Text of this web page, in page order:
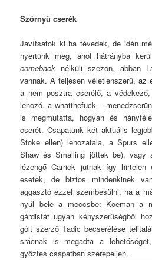
Szörnyű cserék
Javítsatok ki ha tévedek, de idén
nyertünk meg, ahol hátrányba
comeback nélküli szezon, abban
vannak. A teljesen véletlenszerű, az
a nem posztra cserélő, a
lehozó, a whatthefuck –
is megmutatta, hogyan és
cserét. Csapatunk két aktuális
Stoke ellen) lehozatala, a Spurs
Shaw és Smalling jöttek be), vagy
lézengő Carrick jutnak így hirtelen
esetek, de biztos mindenkinek
aggasztó ezzel szembesülni, ha a
nyúl bele a meccsbe: Koeman a
gárdistát ugyan kényszerűségből
gólt szerző Tadic becserélése
srácnak is megadta a
győztes csapatban szerepeljen.